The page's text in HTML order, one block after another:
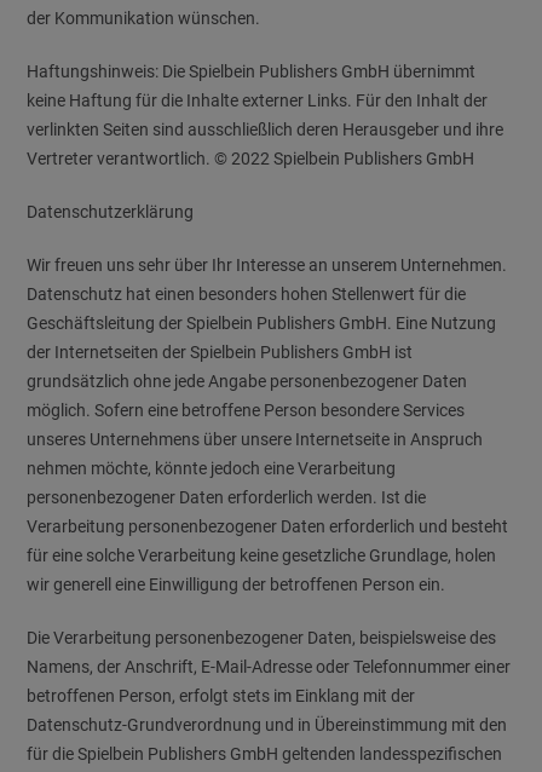
der Kommunikation wünschen.
Haftungshinweis: Die Spielbein Publishers GmbH übernimmt
keine Haftung für die Inhalte externer Links. Für den Inhalt der
verlinkten Seiten sind ausschließlich deren Herausgeber und ihre
Vertreter verantwortlich. © 2022 Spielbein Publishers GmbH
Datenschutzerklärung
Wir freuen uns sehr über Ihr Interesse an unserem Unternehmen.
Datenschutz hat einen besonders hohen Stellenwert für die
Geschäftsleitung der Spielbein Publishers GmbH. Eine Nutzung
der Internetseiten der Spielbein Publishers GmbH ist
grundsätzlich ohne jede Angabe personenbezogener Daten
möglich. Sofern eine betroffene Person besondere Services
unseres Unternehmens über unsere Internetseite in Anspruch
nehmen möchte, könnte jedoch eine Verarbeitung
personenbezogener Daten erforderlich werden. Ist die
Verarbeitung personenbezogener Daten erforderlich und besteht
für eine solche Verarbeitung keine gesetzliche Grundlage, holen
wir generell eine Einwilligung der betroffenen Person ein.
Die Verarbeitung personenbezogener Daten, beispielsweise des
Namens, der Anschrift, E-Mail-Adresse oder Telefonnummer einer
betroffenen Person, erfolgt stets im Einklang mit der
Datenschutz-Grundverordnung und in Übereinstimmung mit den
für die Spielbein Publishers GmbH geltenden landesspezifischen